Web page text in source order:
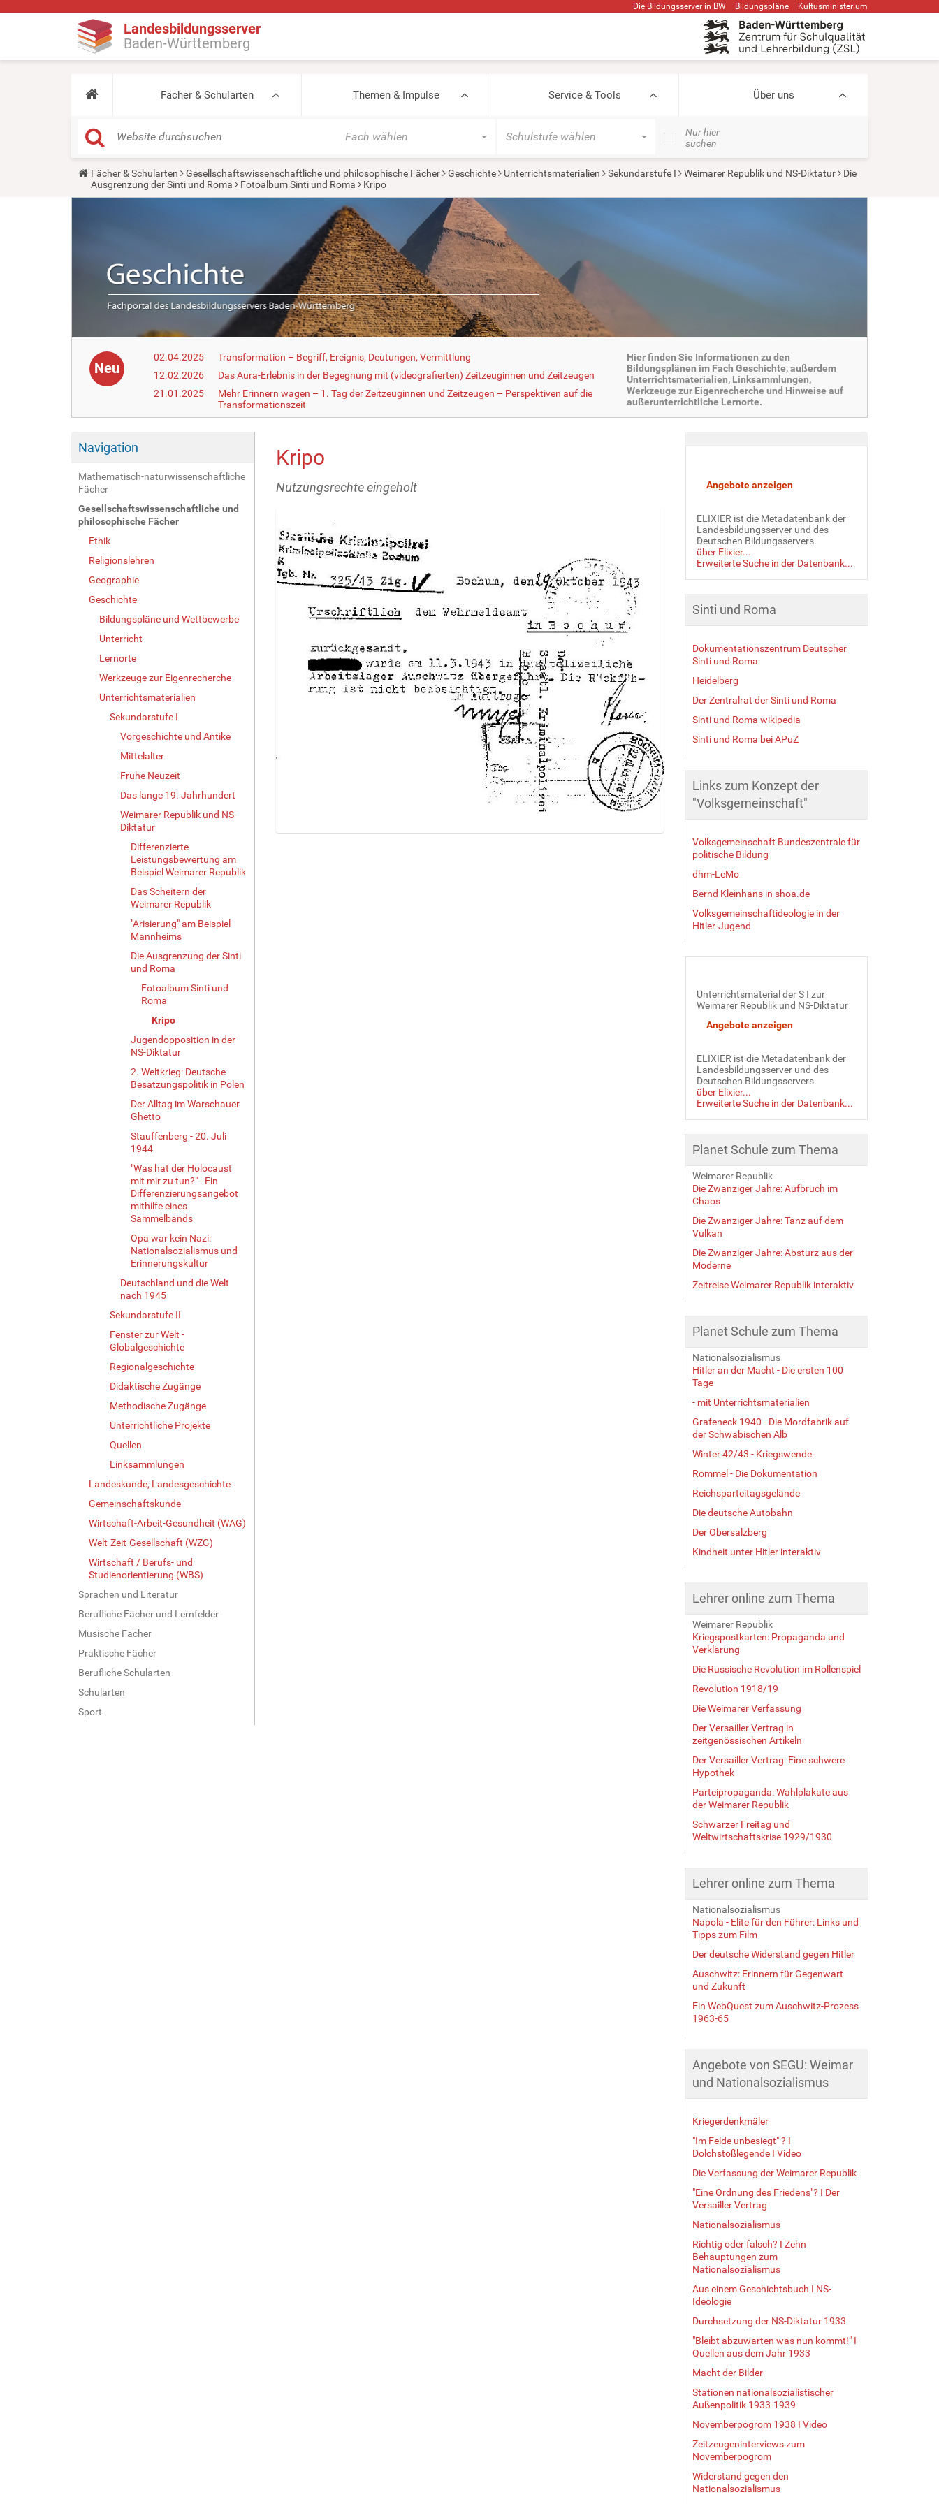
Die Bildungsserver in BW Bildungspläne Kultusministerium
Landesbildungsserver
Baden-Württemberg
Fächer & Schularten Themen & Impulse Service & Tools Über uns
Fach wählen Schulstufe wählen
Nur hier
suchen
Y
u
Fächer & Schularten Gesellschaftswissenschaftliche und philosophische Fächer Geschichte Unterrichtsmaterialien Sekundarstufe I Weimarer Republik und NS-Diktatur
Die
Ausgrenzung der Sinti und Roma
Fotoalbum Sinti und Roma Kripo
Neu
02.04.2025
Transformation – Begriff, Ereignis, Deutungen, Vermittlung
12.02.2026
Das Aura-Erlebnis in der Begegnung mit (videografierten) Zeitzeuginnen und Zeitzeugen
21.01.2025
Mehr Erinnern wagen – 1. Tag der Zeitzeuginnen und Zeitzeugen – Perspektiven auf die
Transformationszeit
Hier finden Sie Informationen zu den
Bildungsplänen im Fach Geschichte, außerdem
Unterrichtsmaterialien, Linksammlungen,
Werkzeuge zur Eigenrecherche und Hinweise auf
außerunterrichtliche Lernorte.
Navigation
Mathematisch-naturwissenschaftliche
Fächer
Gesellschaftswissenschaftliche und
philosophische Fächer
Ethik
Religionslehren
Geographie
Geschichte
Bildungspläne und Wettbewerbe
Unterricht
Lernorte
Werkzeuge zur Eigenrecherche
Unterrichtsmaterialien
Sekundarstufe I
Vorgeschichte und Antike
Mittelalter
Frühe Neuzeit
Das lange 19. Jahrhundert
Weimarer Republik und NS-
Diktatur
Differenzierte
Leistungsbewertung am
Beispiel Weimarer Republik
Das Scheitern der
Weimarer Republik
"Arisierung" am Beispiel
Mannheims
Die Ausgrenzung der Sinti
und Roma
Fotoalbum Sinti und
Roma
Kripo
Jugendopposition in der
NS-Diktatur
2. Weltkrieg: Deutsche
Besatzungspolitik in Polen
Der Alltag im Warschauer
Ghetto
Stauffenberg - 20. Juli
1944
"Was hat der Holocaust
mit mir zu tun?" - Ein
Differenzierungsangebot
mithilfe eines
Sammelbands
Opa war kein Nazi:
Nationalsozialismus und
Erinnerungskultur
Deutschland und die Welt
nach 1945
Sekundarstufe II
Fenster zur Welt -
Globalgeschichte
Regionalgeschichte
Didaktische Zugänge
Methodische Zugänge
Unterrichtliche Projekte
Quellen
Linksammlungen
Landeskunde, Landesgeschichte
Gemeinschaftskunde
Wirtschaft-Arbeit-Gesundheit (WAG)
Welt-Zeit-Gesellschaft (WZG)
Wirtschaft / Berufs- und
Studienorientierung (WBS)
Sprachen und Literatur
Berufliche Fächer und Lernfelder
Musische Fächer
Praktische Fächer
Berufliche Schularten
Schularten
Sport
Kripo
Nutzungsrechte eingeholt
ELIXIER ist die Metadatenbank der
Landesbildungsserver und des
Deutschen Bildungsservers.
über Elixier...
Erweiterte Suche in der Datenbank...
Sinti und Roma
Dokumentationszentrum Deutscher
Sinti und Roma
Heidelberg
Der Zentralrat der Sinti und Roma
Sinti und Roma wikipedia
Sinti und Roma bei APuZ
Links zum Konzept der
"Volksgemeinschaft"
Volksgemeinschaft Bundeszentrale für
politische Bildung
dhm-LeMo
Bernd Kleinhans in shoa.de
Volksgemeinschaftideologie in der
Hitler-Jugend
Unterrichtsmaterial der S I zur
Weimarer Republik und NS-Diktatur
ELIXIER ist die Metadatenbank der
Landesbildungsserver und des
Deutschen Bildungsservers.
über Elixier...
Erweiterte Suche in der Datenbank...
Planet Schule zum Thema
Weimarer Republik
Die Zwanziger Jahre: Aufbruch im
Chaos
Die Zwanziger Jahre: Tanz auf dem
Vulkan
Die Zwanziger Jahre: Absturz aus der
Moderne
Zeitreise Weimarer Republik interaktiv
Planet Schule zum Thema
Nationalsozialismus
Hitler an der Macht - Die ersten 100
Tage
- mit Unterrichtsmaterialien
Grafeneck 1940 - Die Mordfabrik auf
der Schwäbischen Alb
Winter 42/43 - Kriegswende
Rommel - Die Dokumentation
Reichsparteitagsgelände
Die deutsche Autobahn
Der Obersalzberg
Kindheit unter Hitler interaktiv
Lehrer online zum Thema
Weimarer Republik
Kriegspostkarten: Propaganda und
Verklärung
Die Russische Revolution im Rollenspiel
Revolution 1918/19
Die Weimarer Verfassung
Der Versailler Vertrag in
zeitgenössischen Artikeln
Der Versailler Vertrag: Eine schwere
Hypothek
Parteipropaganda: Wahlplakate aus
der Weimarer Republik
Schwarzer Freitag und
Weltwirtschaftskrise 1929/1930
Lehrer online zum Thema
Nationalsozialismus
Napola - Elite für den Führer: Links und
Tipps zum Film
Der deutsche Widerstand gegen Hitler
Auschwitz: Erinnern für Gegenwart
und Zukunft
Ein WebQuest zum Auschwitz-Prozess
1963-65
Angebote von SEGU: Weimar
und Nationalsozialismus
Kriegerdenkmäler
"Im Felde unbesiegt" ? I
Dolchstoßlegende I Video
Die Verfassung der Weimarer Republik
"Eine Ordnung des Friedens"? I Der
Versailler Vertrag
Nationalsozialismus
Richtig oder falsch? I Zehn
Behauptungen zum
Nationalsozialismus
Aus einem Geschichtsbuch I NS-
Ideologie
Durchsetzung der NS-Diktatur 1933
"Bleibt abzuwarten was nun kommt!" I
Quellen aus dem Jahr 1933
Macht der Bilder
Stationen nationalsozialistischer
Außenpolitik 1933-1939
Novemberpogrom 1938 I Video
Zeitzeugeninterviews zum
Novemberpogrom
Widerstand gegen den
Nationalsozialismus